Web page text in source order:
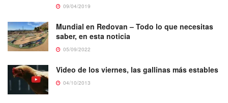
09/04/2019
Mundial en Redovan – Todo lo que necesitas
saber, en esta noticia
05/09/2022
Video de los viernes, las gallinas más estables
04/10/2013